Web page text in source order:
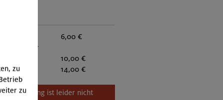
6,00 €
anderer
10,00 €
14,00 €
ist leider nicht
zu
zu